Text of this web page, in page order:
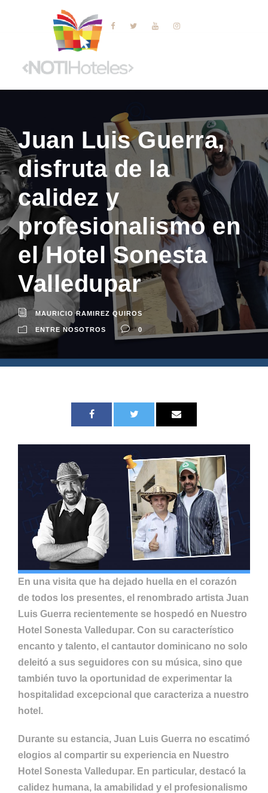
Juan Luis Guerra,
disfruta de la
calidez y
profesionalismo en
el Hotel Sonesta
Valledupar
MAURICIO RAMIREZ QUIROS
ENTRE NOSOTROS 0
En una visita que ha dejado huella en el corazón
de todos los presentes, el renombrado artista Juan
Luis Guerra recientemente se hospedó en Nuestro
Hotel Sonesta Valledupar. Con su característico
encanto y talento, el cantautor dominicano no solo
deleitó a sus seguidores con su música, sino que
también tuvo la oportunidad de experimentar la
hospitalidad excepcional que caracteriza a nuestro
hotel.
Durante su estancia, Juan Luis Guerra no escatimó
elogios al compartir su experiencia en Nuestro
Hotel Sonesta Valledupar. En particular, destacó la
calidez humana, la amabilidad y el profesionalismo